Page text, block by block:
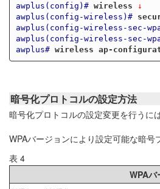
awplus(config)# wireless ↓
awplus(config-wireless)#
awplus(config-wireless-sec-
awplus(config-wireless-sec-
awplus# wireless ap-
暗号化プロトコルの設定方法
暗号化プロトコルの設定変更を行うに
WPAバージョンにより設定可能な暗
表 4
WPAバ